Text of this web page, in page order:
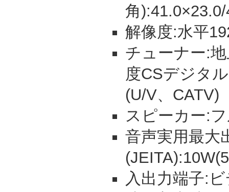
角
解像度:水平
チューナー:
度CSデジタ
(U/V、CATV)
スピーカー:
音声実用最大
入出力端子: